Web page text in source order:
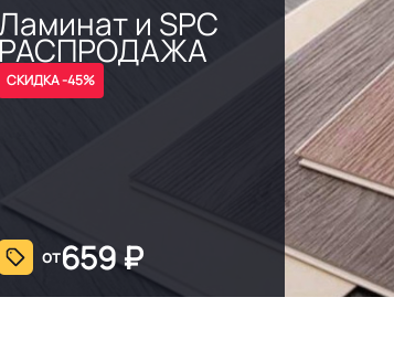
и SPC
СКИДКА -45%
от659₽